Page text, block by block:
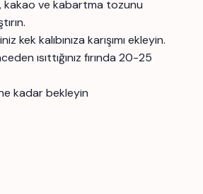
kakao ve kabartma tozunu
kek kalıbınıza karışımı ekleyin.
ısıttığınız fırında 20-25
kadar bekleyin